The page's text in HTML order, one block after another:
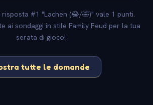
risposta #1 "Lachen (😂/🤣)" vale 1 punti.
ai sondaggi in stile Family Feud per la tua
serata di gioco!
tutte le domande